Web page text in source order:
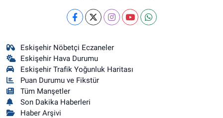
Eskişehir Nöbetçi Eczaneler
Eskişehir Hava Durumu
Eskişehir Trafik Yoğunluk Haritası
Puan Durumu ve Fikstür
Tüm Manşetler
Son Dakika Haberleri
Haber Arşivi